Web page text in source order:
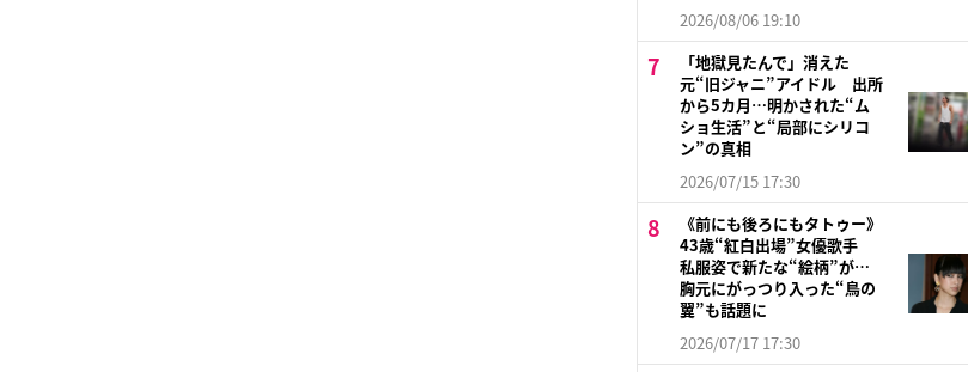
2026/08/06 19:10
「地獄見たんで」消えた
元“旧ジャニ”アイドル 出所
から5カ月…明かされた“ム
ショ生活”と“局部にシリコ
ン”の真相
2026/07/15 17:30
《前にも後ろにもタトゥー》
43歳“紅白出場”女優歌手
私服姿で新たな“絵柄”が…
胸元にがっつり入った“鳥の
翼”も話題に
2026/07/17 17:30